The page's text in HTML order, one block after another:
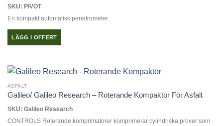
SKU: PIVOT
En kompakt automatisk penetrometer.
LÄGG I OFFERT
ASFALT
Galileo/ Galileo Research – Roterande Kompaktor För Asfalt
SKU: Galileo Research
CONTROLS Roterande komprimatorer komprimerar cylindriska prover som